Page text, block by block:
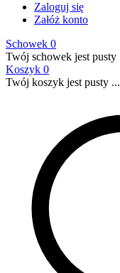
Zaloguj się
Załóż konto
Schowek 0
Twój schowek jest pusty
Koszyk 0
Twój koszyk jest pusty ...